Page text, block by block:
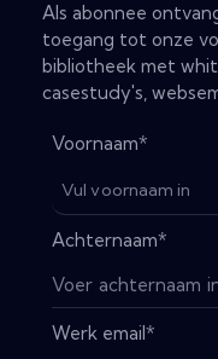
Als abonnee
toegang tot onze
bibliotheek met
casestudy's,
Voornaam*
Achternaam*
Werk email*